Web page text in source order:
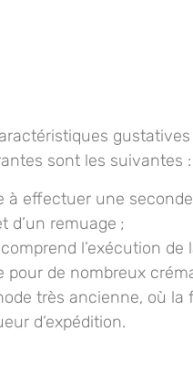
gustatives
sont les suivantes :
à effectuer une
d’un remuage ;
l’exécution
pour de nombreux
très ancienne, où
d’expédition.